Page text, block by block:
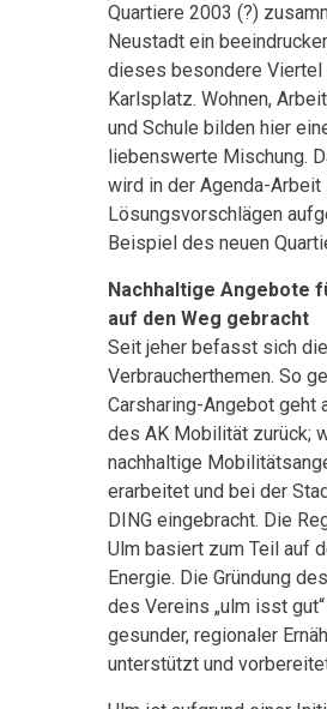
Quartiere 2003 (?)
Neustadt ein
dieses besondere Viertel
Karlsplatz. Wohnen,
und Schule bilden hier
liebenswerte Mischung.
wird in der Agenda-
Lösungsvorschlägen
Beispiel des neuen
Nachhaltige Angebote
auf den Weg gebracht
Seit jeher befasst sich
Verbraucherthemen. So
Carsharing-Angebot
des AK Mobilität zurück;
nachhaltige
erarbeitet und bei der
DING eingebracht. Die
Ulm basiert zum Teil auf
Energie. Die Gründung
des Vereins „ulm isst
gesunder, regionaler
unterstützt und